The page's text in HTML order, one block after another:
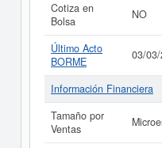
Cotiza en
Bolsa
NO
Último Acto
BORME
03/
Información Financiera
Tamaño por
Ventas